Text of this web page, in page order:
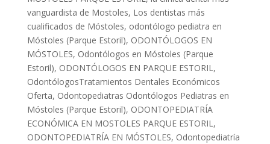
vanguardista de Mostoles, Los dentistas más
cualificados de Móstoles, odontólogo pediatra en
Móstoles (Parque Estoril), ODONTÓLOGOS EN
MÓSTOLES, Odontólogos en Móstoles (Parque
Estoril), ODONTÓLOGOS EN PARQUE ESTORIL,
OdontólogosTratamientos Dentales Económicos
Oferta, Odontopediatras Odontólogos Pediatras en
Móstoles (Parque Estoril), ODONTOPEDIATRÍA
ECONÓMICA EN MOSTOLES PARQUE ESTORIL,
ODONTOPEDIATRÍA EN MÓSTOLES, Odontopediatría